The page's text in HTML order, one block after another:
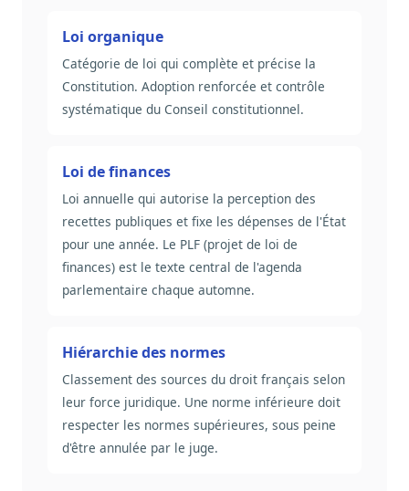
Loi organique
Catégorie de loi qui complète et précise la
Constitution. Adoption renforcée et contrôle
systématique du Conseil constitutionnel.
Loi de finances
Loi annuelle qui autorise la perception des
recettes publiques et fixe les dépenses de l'État
pour une année. Le PLF (projet de loi de
finances) est le texte central de l'agenda
parlementaire chaque automne.
Hiérarchie des normes
Classement des sources du droit français selon
leur force juridique. Une norme inférieure doit
respecter les normes supérieures, sous peine
d'être annulée par le juge.